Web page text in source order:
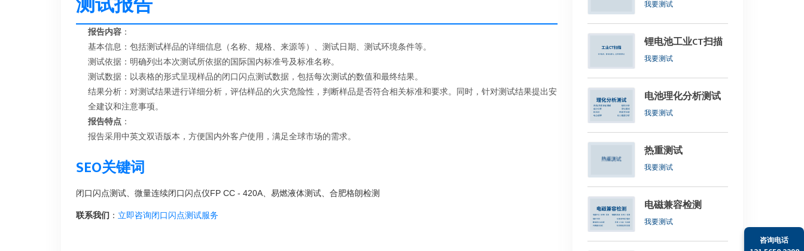
报告内容 ：
基本信息：包括测试样品的详细信息（名称、规格、来源等）、测试日期、测试环境条件等。
测试依据：明确列出本次测试所依据的国际国内标准号及标准名称。
测试数据：以表格的形式呈现样品的闭口闪点测试数据，包括每次测试的数值和最终结果。
结果分析：对测试结果进行详细分析，评估样品的火灾危险性，判断样品是否符合相关标准和要求。同时，针对测试结果提出安
全建议和注意事项。
报告特点 ：
报告采用中英文双语版本，方便国内外客户使用，满足全球市场的需求。
SEO关键词
闭口闪点测试、微量连续闭口闪点仪FP CC - 420A、易燃液体测试、合肥格朗检测
联系我们 ： 立即咨询闭口闪点测试服务
我要测试
锂电池工业CT扫描
我要测试
电池理化分析测试
我要测试
热重测试
我要测试
电磁兼容检测
我要测试
咨询电话